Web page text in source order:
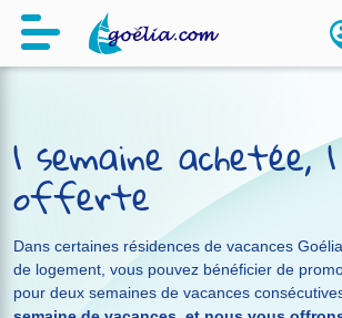
1 semaine achetée,
offerte
Dans certaines résidences de vacances
de logement, vous pouvez bénéficier de
pour deux semaines de vacances